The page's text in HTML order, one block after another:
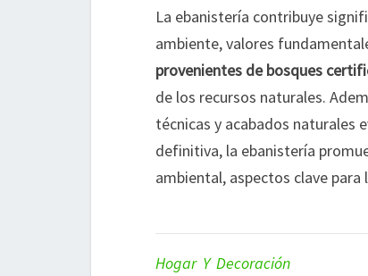
La ebanistería contribuye
ambiente, valores
provenientes de bosques
de los recursos naturales.
técnicas y acabados naturales
definitiva, la ebanistería
ambiental, aspectos clave
Hogar Y Decoración